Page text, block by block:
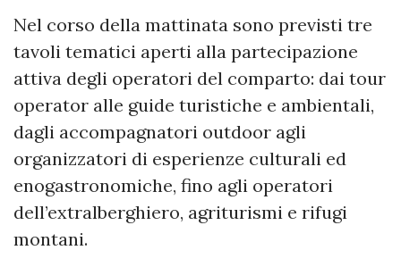
Nel corso della mattinata sono previsti tre
tavoli tematici aperti alla partecipazione
attiva degli operatori del comparto: dai tour
operator alle guide turistiche e ambientali,
dagli accompagnatori outdoor agli
organizzatori di esperienze culturali ed
enogastronomiche, fino agli operatori
dell’extralberghiero, agriturismi e rifugi
montani.